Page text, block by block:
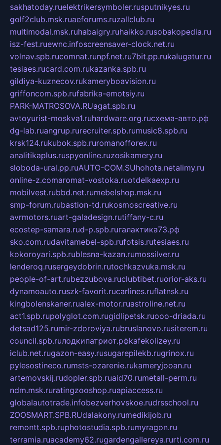
sakhatoday.ruelektrikersymboler.rusputnikyes.ru
golf2club.msk.ruaeforums.ruzallclub.ru
multimodal.msk.ruhabaigry.ruhaikko.rusobakopedia.ru
isz-fest.ruewnc.infoscreensaver-clock.net.ru
volnav.spb.rucomnat.runpf.net.ru7bit.pp.rukalugatur.ru
tesiaes.rucard.com.rukazanka.spb.ru
gildiya-kuznecov.rukameryboavision.ru
griffoncom.spb.rufabrika-emotsiy.ru
PARK-MATROSOVA.RUagat.spb.ru
avtoyurist-moskva1.ruhardware.org.ruсхема-авто.рф
dg-lab.ruangrup.rurecruiter.spb.rumusic8.spb.ru
krsk124.rukubok.spb.ruromanofforex.ru
analitikaplus.ruspyonline.ruzosikamery.ru
sloboda-ural.pp.ruAUTO-COM.SUhohota.netalimy.ru
online-z.comaromat-vostoka.ruotdelkaexp.ru
mobilvest.rubbd.net.rumebelshop.msk.ru
smp-forum.rubastion-td.rukosmoscreative.ru
avrmotors.ruart-galadesign.rutiffany-c.ru
ecostep-samara.rud-p.spb.ruгалактика73.рф
sko.com.rudavitamebel-spb.rufotsis.rutesiaes.ru
kokoroyari.spb.rublesna-kazan.rumossilver.ru
lenderoq.rusergeydobrin.rutochkazvuka.msk.ru
people-of-art.rubezzubova.ruclubtibet.ruorior-aks.ru
dynamoauto.ruszk-favorit.rucarlines.ruflatnsk.ru
kingbolenskaner.rualex-motor.ruastroline.net.ru
act1.spb.rupolyglot.com.rugidlipetsk.ruooo-driada.ru
detsad125.rumir-zdoroviya.rubruslanovo.rusiterem.ru
council.spb.ruлодкипатриот.рфkafekolizey.ru
iclub.net.rugazon-easy.rusugarepilekb.rugrinox.ru
pylesostineco.rumsts-ozarenie.rukameryjooan.ru
artemovskij.rudopler.spb.ruaid70.rumetall-perm.ru
ndm.msk.ruratingzooshop.ruapiaccess.ru
globalautotrade.infobezverhovskoe.rudrsschool.ru
ZOOSMART.SPB.RUdalakony.rumedikijob.ru
remontt.spb.ruphotostudia.spb.rumyragon.ru
terramia.ruacademy62.rugardengallereya.rurti.com.ru